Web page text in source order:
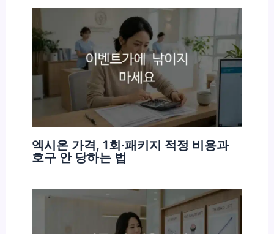
엑시온 가격, 1회·패키지 적정 비용과
호구 안 당하는 법